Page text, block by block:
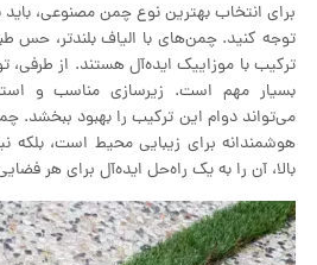
برای انتخاب بهترین نوع چمن مصنوعی،
توجه کنید. چمن‌های با الیاف بلندتر، حس
ترکیب با موزاییک ایده‌آل هستند. از
بسیار مهم است. زیرسازی مناسب و
می‌تواند دوام این ترکیب را بهبود ببخشد.
هوشمندانه برای زیبایی محیط است، بلکه
بالا، آن را به یک راه‌حل ایده‌آل برای هر